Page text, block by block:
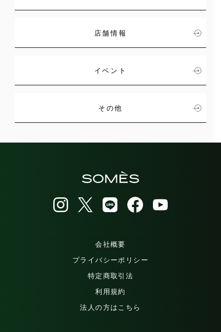
店舗情報
イベント
その他
会社概要
プライバシーポリシー
特定商取引法
利用規約
法人の方はこちら